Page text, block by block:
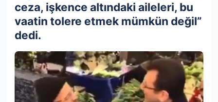
ceza, işkence altındaki aileleri, bu
vaatin tolere etmek mümkün değil”
dedi.